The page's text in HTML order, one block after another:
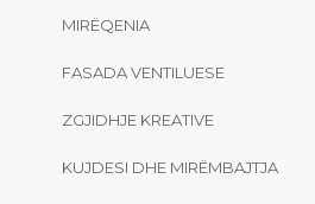
MIRËQENIA
FASADA VENTILUESE
ZGJIDHJE KREATIVE
KUJDESI DHE MIRËMBAJTJA